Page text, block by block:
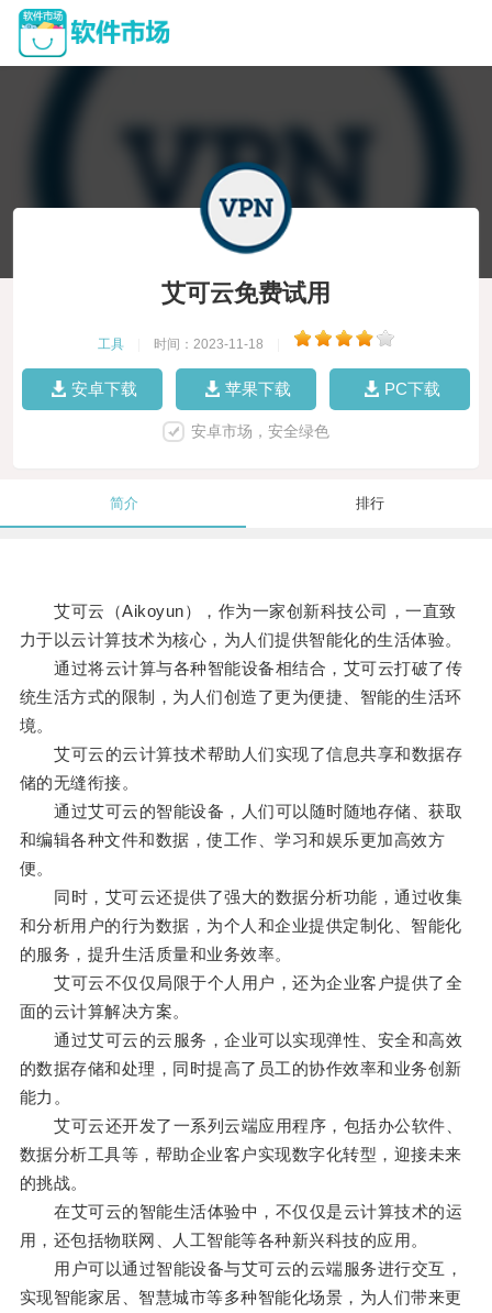
艾可云免费试用
工具 时间：2023-11-18
安卓下载 苹果下载 PC下载
安卓市场，安全绿色
简介 排行
艾可云（Aikoyun），作为一家创新科技公司，一直致
力于以云计算技术为核心，为人们提供智能化的生活体验。
通过将云计算与各种智能设备相结合，艾可云打破了传
统生活方式的限制，为人们创造了更为便捷、智能的生活环
境。
艾可云的云计算技术帮助人们实现了信息共享和数据存
储的无缝衔接。
通过艾可云的智能设备，人们可以随时随地存储、获取
和编辑各种文件和数据，使工作、学习和娱乐更加高效方
便。
同时，艾可云还提供了强大的数据分析功能，通过收集
和分析用户的行为数据，为个人和企业提供定制化、智能化
的服务，提升生活质量和业务效率。
艾可云不仅仅局限于个人用户，还为企业客户提供了全
面的云计算解决方案。
通过艾可云的云服务，企业可以实现弹性、安全和高效
的数据存储和处理，同时提高了员工的协作效率和业务创新
能力。
艾可云还开发了一系列云端应用程序，包括办公软件、
数据分析工具等，帮助企业客户实现数字化转型，迎接未来
的挑战。
在艾可云的智能生活体验中，不仅仅是云计算技术的运
用，还包括物联网、人工智能等各种新兴科技的应用。
用户可以通过智能设备与艾可云的云端服务进行交互，
实现智能家居、智慧城市等多种智能化场景，为人们带来更